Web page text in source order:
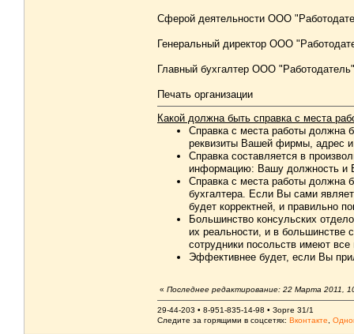
Сферой деятельности ООО
Генеральный директор ООО
Главный бухгалтер ООО
Печать организации
Какой должна быть справка с места
Справка с места работы должна
реквизиты Вашей фирмы, адрес
Справка составляется в
информацию: Вашу должность и
Справка с места работы должна
бухгалтера. Если Вы сами
будет корректней, и правильно
Большинство консульских
их реальности, и в большинстве
сотрудники посольств имеют
Эффективнее будет, если Вы
« Последнее редактирование: 22 Марта 2011,
29-44-203 • 8-951-835-14-98 • Зорге 31/1
Следите за горящими в соцсетях: Вконтакте